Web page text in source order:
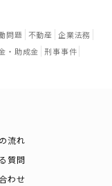
問題 不動産 企業法務
・助成金 刑事事件
流れ
質問
わせ